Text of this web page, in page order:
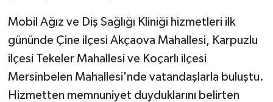
Mobil Ağız ve Diş Sağlığı Kliniği hizmetleri ilk
gününde Çine ilçesi Akçaova Mahallesi, Karpuzlu
ilçesi Tekeler Mahallesi ve Koçarlı ilçesi
Mersinbelen Mahallesi'nde vatandaşlarla buluştu.
Hizmetten memnuniyet duyduklarını belirten